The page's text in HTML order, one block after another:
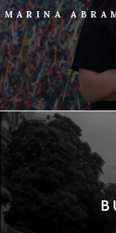
MARINA